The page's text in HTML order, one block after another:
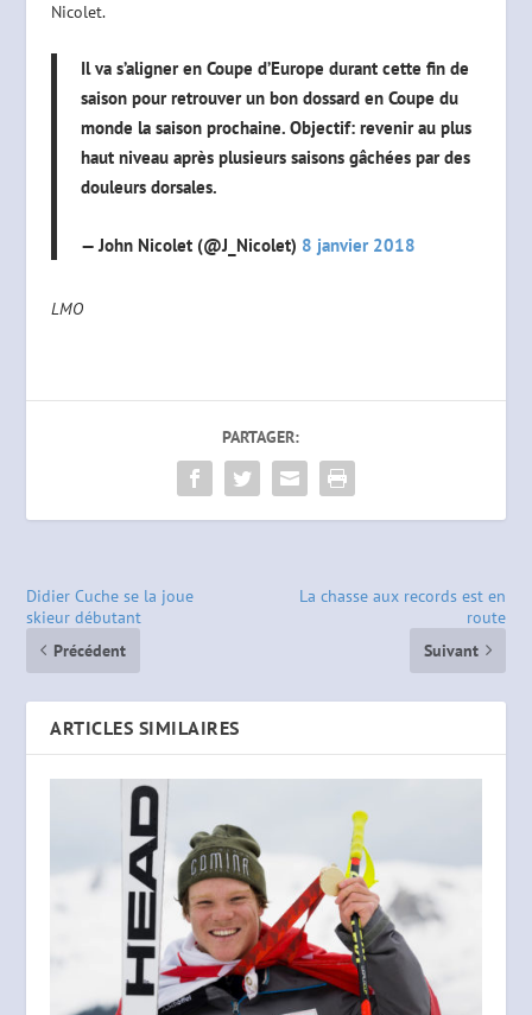
Nicolet.
Il va s’aligner en Coupe d’Europe durant cette fin de
saison pour retrouver un bon dossard en Coupe du
monde la saison prochaine. Objectif: revenir au plus
haut niveau après plusieurs saisons gâchées par des
douleurs dorsales.
— John Nicolet (@J_Nicolet) 8 janvier 2018
LMO
PARTAGER:
Didier Cuche se la joue
skieur débutant
Précédent
La chasse aux records est en
route
Suivant
ARTICLES SIMILAIRES